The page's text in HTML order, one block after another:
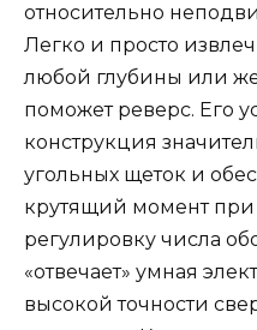
относительно
Легко и просто
любой глубины или
поможет реверс. Его
конструкция
угольных щеток и
крутящий момент
регулировку числа
«отвечает» умная
высокой точности